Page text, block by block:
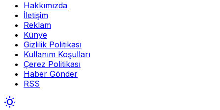
Hakkımızda
İletişim
Reklam
Künye
Gizlilik Politikası
Kullanım Koşulları
Çerez Politikası
Haber Gönder
RSS
wb_sunny